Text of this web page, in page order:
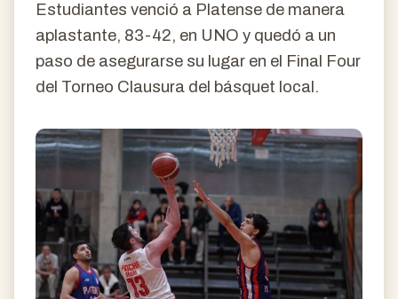
Estudiantes venció a Platense de manera
aplastante, 83-42, en UNO y quedó a un
paso de asegurarse su lugar en el Final Four
del Torneo Clausura del básquet local.